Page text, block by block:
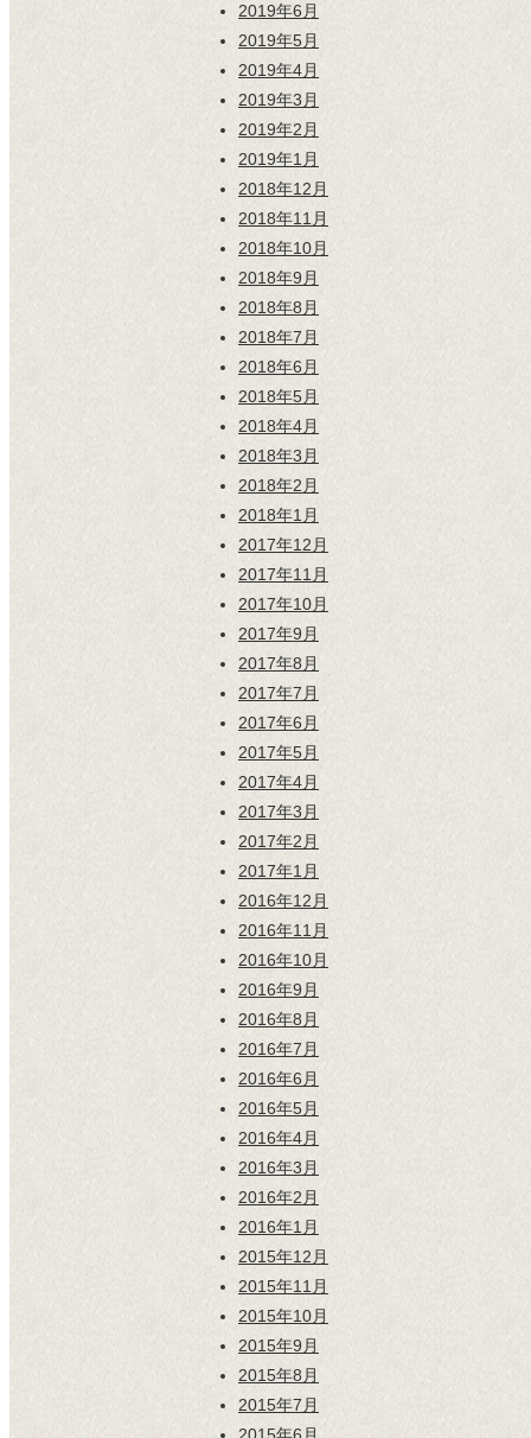
2019年6月
2019年5月
2019年4月
2019年3月
2019年2月
2019年1月
2018年12月
2018年11月
2018年10月
2018年9月
2018年8月
2018年7月
2018年6月
2018年5月
2018年4月
2018年3月
2018年2月
2018年1月
2017年12月
2017年11月
2017年10月
2017年9月
2017年8月
2017年7月
2017年6月
2017年5月
2017年4月
2017年3月
2017年2月
2017年1月
2016年12月
2016年11月
2016年10月
2016年9月
2016年8月
2016年7月
2016年6月
2016年5月
2016年4月
2016年3月
2016年2月
2016年1月
2015年12月
2015年11月
2015年10月
2015年9月
2015年8月
2015年7月